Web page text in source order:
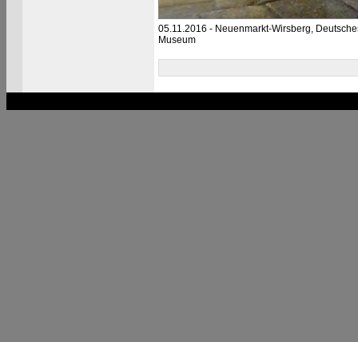
05.11.2016 - Neuenmarkt-Wirsberg,
Museum